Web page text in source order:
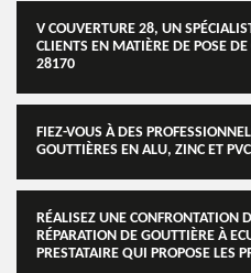
V COUVERTURE 28, UN
CLIENTS EN MATIÈRE DE POSE
28170
FIEZ-VOUS À DES
GOUTTIÈRES EN ALU, ZINC ET
RÉALISEZ UNE CONFRONTATION
RÉPARATION DE GOUTTIÈRE À
PRESTATAIRE QUI PROPOSE LES